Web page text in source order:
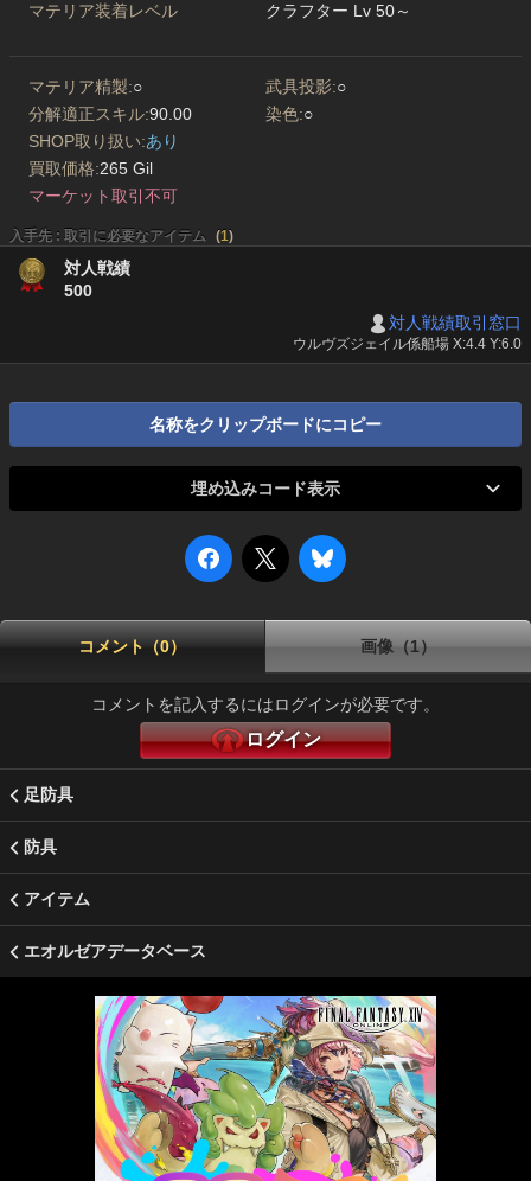
マテリア装着レベル
クラフター Lv 50～
マテリア精製:○ 武具投影:○
分解適正スキル:90.00 染色:○
SHOP取り扱い:あり
買取価格:265 Gil
マーケット取引不可
入手先 : 取引に必要なアイテム (1)
対人戦績
500
対人戦績取引窓口
ウルヴズジェイル係船場 X:4.4 Y:6.0
名称をクリップボードにコピー
埋め込みコード表示
コメント（0） 画像（1）
コメントを記入するにはログインが必要です。
ログイン
足防具
防具
アイテム
エオルゼアデータベース